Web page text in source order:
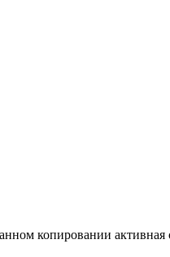
копировании активная